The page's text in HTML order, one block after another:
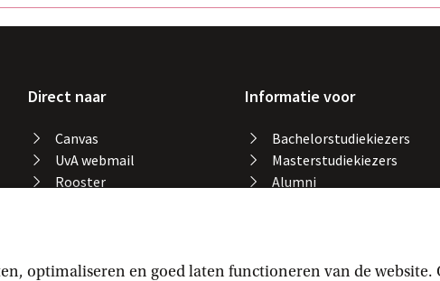
optimaliseren en goed laten functioneren van de website.
Direct naar
Canvas
UvA webmail
Rooster
Gevonden voorwerpen
Informatie voor
Bachelorstudiekiezers
Masterstudiekiezers
Alumni